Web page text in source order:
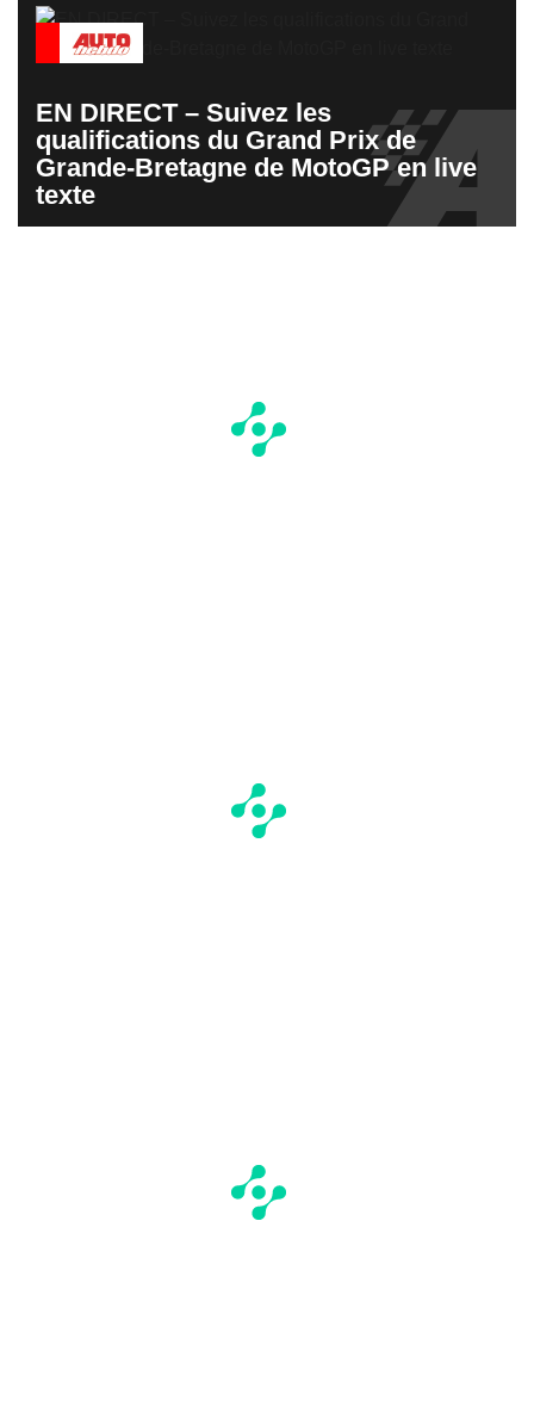
EN DIRECT – Suivez les
qualifications du Grand Prix de
Grande-Bretagne de MotoGP en live
texte